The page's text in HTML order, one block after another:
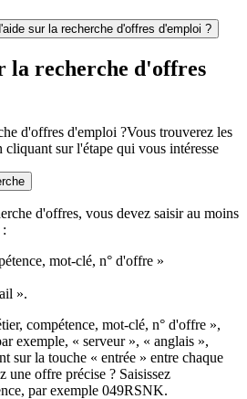
sur la recherche d'offres d'emploi ?
la recherche d'offres
d'offres d'emploi ?Vous trouverez les
cliquant sur l'étape qui vous intéresse
d'offres, vous devez saisir au moins
mot-clé, n° d'offre »
».
compétence, mot-clé, n° d'offre »,
exemple, « serveur », « anglais »,
sur la touche « entrée » entre chaque
une offre précise ? Saisissez
par exemple 049RSNK.